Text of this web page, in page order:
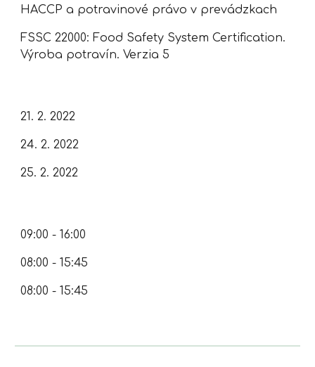
HACCP a potravinové právo v prevádzkach
FSSC 22000: Food Safety System Certification.
Výroba potravín. Verzia 5
21. 2. 2022
24. 2. 2022
25. 2. 2022
09:00 - 16:00
08:00 - 15:45
08:00 - 15:45